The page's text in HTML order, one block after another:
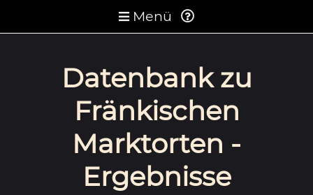
Menü
Datenbank zu
Fränkischen
Marktorten -
Ergebnisse